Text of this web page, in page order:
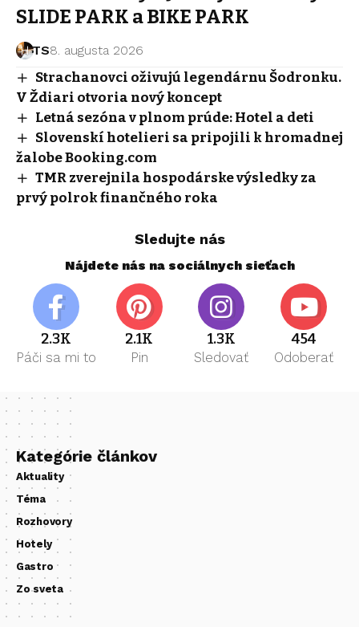
SLIDE PARK a BIKE PARK
TS8. augusta 2026
Strachanovci oživujú legendárnu Šodronku.
V Ždiari otvoria nový koncept
Letná sezóna v plnom prúde: Hotel a deti
Slovenskí hotelieri sa pripojili k hromadnej
žalobe Booking.com
TMR zverejnila hospodárske výsledky za
prvý polrok finančného roka
Sledujte nás
Nájdete nás na sociálnych sieťach
2.3K
Páči sa mi to
2.1K
Pin
1.3K
Sledovať
454
Odoberať
Kategórie článkov
Aktuality
Téma
Rozhovory
Hotely
Gastro
Zo sveta